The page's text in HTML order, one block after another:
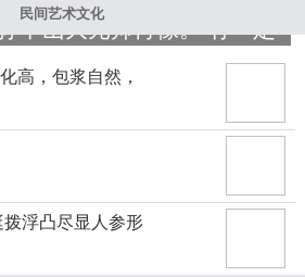
民间艺术文化
中山大元帅肖像。 有一定
高，包浆自然，
浮凸尽显人参形